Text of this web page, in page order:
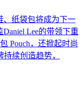
、纸袋包将成为下一
Daniel Lee的带领下重
Pouch，还掀起时尚
续创造趋势，